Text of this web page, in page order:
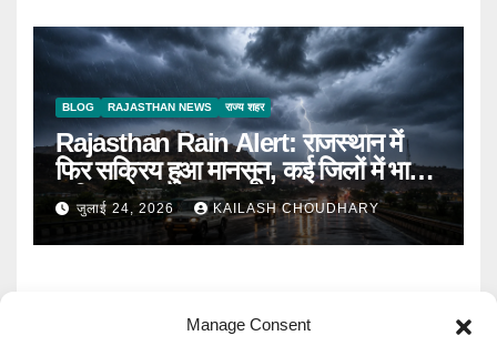
Manage Consent
BLOG RAJASTHAN NEWS राज्य शहर
Rajasthan Rain Alert: राजस्थान में
फिर सक्रिय हुआ मानसून, कई जिलों में भारी
बारिश का Alert
जुलाई 24, 2026 KAILASH CHOUDHARY